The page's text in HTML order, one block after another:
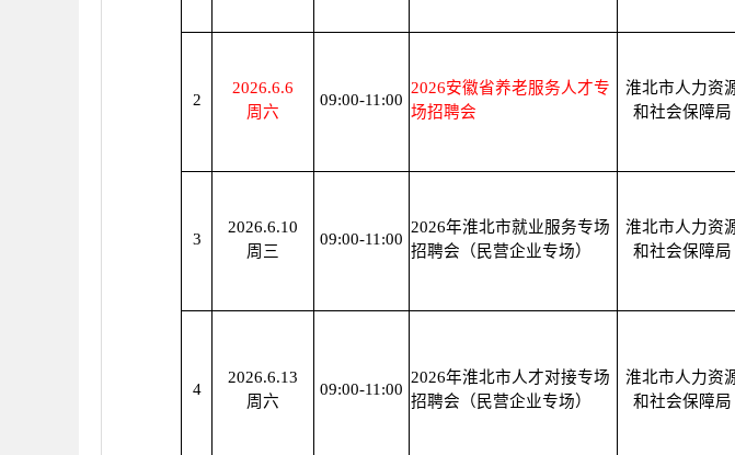
2
2026.6.6
周六
09:00-11:00
2026安徽省养老服务人才专
场招聘会
淮北市人力资
和社会保障局
3
2026.6.10
周三
09:00-11:00
2026年淮北市就业服务专场
招聘会（民营企业专场）
淮北市人力资
和社会保障局
4
2026.6.13
周六
09:00-11:00
2026年淮北市人才对接专场
招聘会（民营企业专场）
淮北市人力资
和社会保障局